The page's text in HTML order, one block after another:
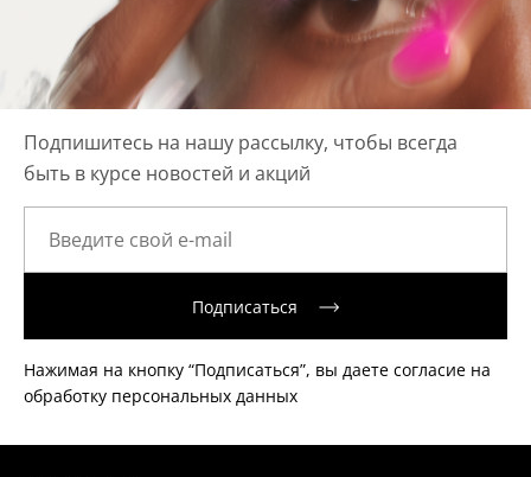
Подпишитесь на нашу рассылку, чтобы всегда
быть в курсе новостей и акций
Подписаться
Нажимая на кнопку “Подписаться”, вы даете согласие на
обработку персональных данных